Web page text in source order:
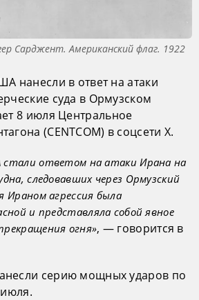
Сарджент. Американский флаг. 1922
нанесли в ответ на атаки
суда в Ормузском
8 июля Центральное
(CENTCOM) в соцсети Х.
ответом на атаки Ирана на
следовавших через Ормузский
Ираном агрессия была
и представляла собой явное
огня», — говорится в
серию мощных ударов по